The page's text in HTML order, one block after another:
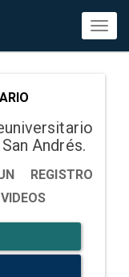
Andrés.
REGISTRO